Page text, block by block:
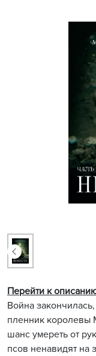
Война
пленник королевы
шанс умереть от
псов ненавидят на
Перейти к